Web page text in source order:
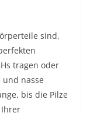
sind,
tragen oder
und nasse
bis die Pilze